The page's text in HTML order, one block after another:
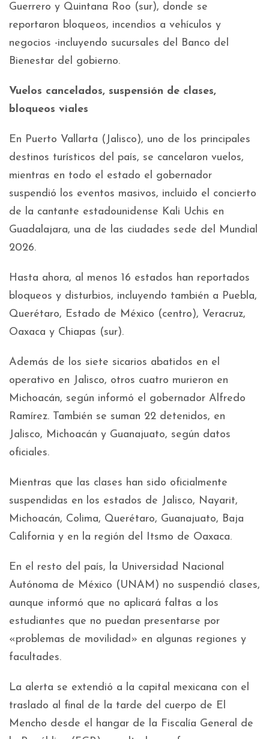
Guerrero y Quintana Roo (sur), donde se
reportaron bloqueos, incendios a vehículos y
negocios -incluyendo sucursales del Banco del
Bienestar del gobierno.
Vuelos cancelados, suspensión de clases,
bloqueos viales
En Puerto Vallarta (Jalisco), uno de los principales
destinos turísticos del país, se cancelaron vuelos,
mientras en todo el estado el gobernador
suspendió los eventos masivos, incluido el concierto
de la cantante estadounidense Kali Uchis en
Guadalajara, una de las ciudades sede del Mundial
2026.
Hasta ahora, al menos 16 estados han reportados
bloqueos y disturbios, incluyendo también a Puebla,
Querétaro, Estado de México (centro), Veracruz,
Oaxaca y Chiapas (sur).
Además de los siete sicarios abatidos en el
operativo en Jalisco, otros cuatro murieron en
Michoacán, según informó el gobernador Alfredo
Ramírez. También se suman 22 detenidos, en
Jalisco, Michoacán y Guanajuato, según datos
oficiales.
Mientras que las clases han sido oficialmente
suspendidas en los estados de Jalisco, Nayarit,
Michoacán, Colima, Querétaro, Guanajuato, Baja
California y en la región del Itsmo de Oaxaca.
En el resto del país, la Universidad Nacional
Autónoma de México (UNAM) no suspendió clases,
aunque informó que no aplicará faltas a los
estudiantes que no puedan presentarse por
«problemas de movilidad» en algunas regiones y
facultades.
La alerta se extendió a la capital mexicana con el
traslado al final de la tarde del cuerpo de El
Mencho desde el hangar de la Fiscalía General de